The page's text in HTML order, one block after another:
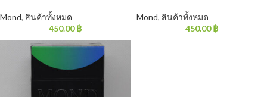
Mond, สินค้าทั้งหมด
450.00฿
Mond, สินค้าทั้งหมด
450.00฿